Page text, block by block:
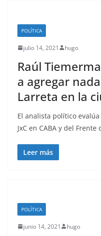
POLÍTICA
julio 14, 2021 hugo
Raúl
a agregar
Larreta en la
El analista político
JxC en CABA y del Frente
Leer más
POLÍTICA
junio 14, 2021 hugo